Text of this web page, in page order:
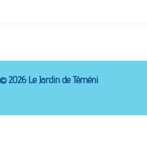
©2026 Le Jardin de Téméni